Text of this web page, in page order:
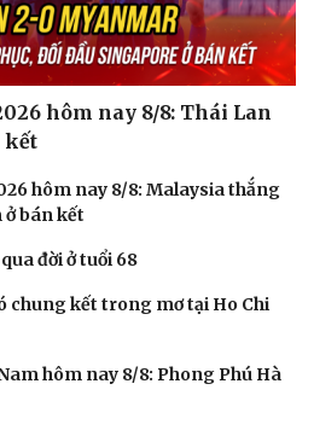
hôm nay 8/8: Thái Lan
kết
hôm nay 8/8: Malaysia thắng
ở bán kết
đời ở tuổi 68
chung kết trong mơ tại Ho Chi
hôm nay 8/8: Phong Phú Hà